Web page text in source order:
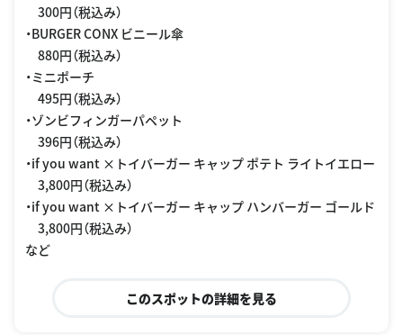
300円（税込み）
・BURGER CONX ビニール傘
880円（税込み）
・ミニポーチ
495円（税込み）
・ゾンビフィンガーパペット
396円（税込み）
・if you want ×トイバーガー キャップ ポテト ライトイエロー
3,800円（税込み）
・if you want ×トイバーガー キャップ ハンバーガー ゴールド
3,800円（税込み）
など
このスポットの詳細を見る